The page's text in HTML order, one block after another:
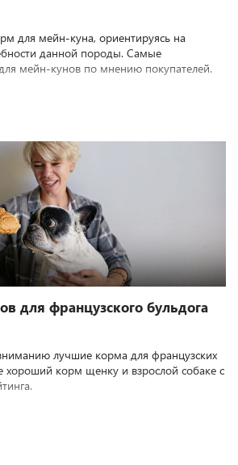
для мейн-куна, ориентируясь на
данной породы. Самые
мейн-кунов по мнению покупателей.
для французского бульдога
лучшие корма для французских
хороший корм щенку и взрослой собаке с